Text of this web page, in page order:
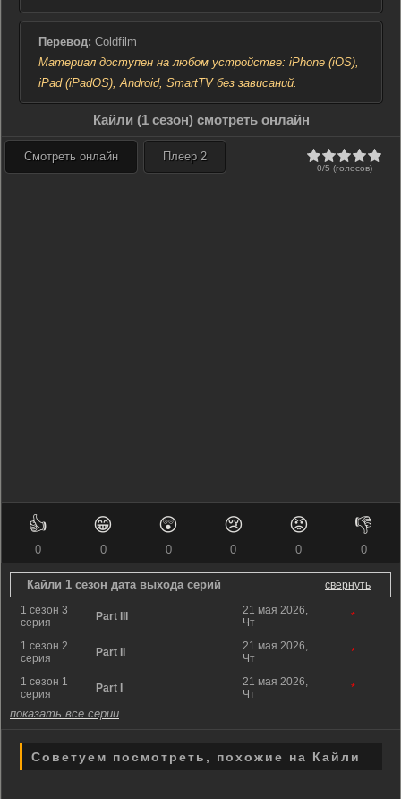
Перевод: Coldfilm
Материал доступен на любом устройстве: iPhone (iOS),
iPad (iPadOS), Android, SmartTV без зависаний.
Кайли (1 сезон) смотреть онлайн
0/5 (голосов)
Смотреть онлайн Плеер 2
👍
0
😁
0
😲
0
😢
0
😡
0
👎
0
Кайли 1 сезон дата выхода серий
свернуть
1 сезон 3
серия
Part III
21 мая 2026,
Чт
*
1 сезон 2
серия
Part II
21 мая 2026,
Чт
*
1 сезон 1
серия
Part I
21 мая 2026,
Чт
*
показать все серии
Советуем посмотреть, похожие на Кайли